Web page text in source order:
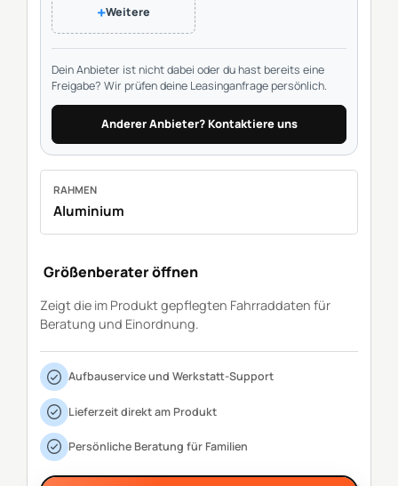
+Weitere
Dein Anbieter ist nicht dabei oder du hast bereits eine
Freigabe? Wir prüfen deine Leasinganfrage persönlich.
Anderer Anbieter? Kontaktiere uns
RAHMEN
Aluminium
Größenberater öffnen
Zeigt die im Produkt gepflegten Fahrraddaten für
Beratung und Einordnung.
Aufbauservice und Werkstatt-Support
Lieferzeit direkt am Produkt
Persönliche Beratung für Familien